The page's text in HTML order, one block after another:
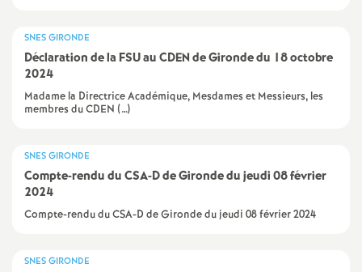
e
n
s
d
SNES GIRONDE
Déclaration de la FSU au CDEN de Gironde du 18 octobre
2024
Madame la Directrice Académique, Mesdames et Messieurs, les
membres du CDEN (…)
SNES GIRONDE
Compte-rendu du CSA-D de Gironde du jeudi 08 février
2024
Compte-rendu du CSA-D de Gironde du jeudi 08 février 2024
SNES GIRONDE